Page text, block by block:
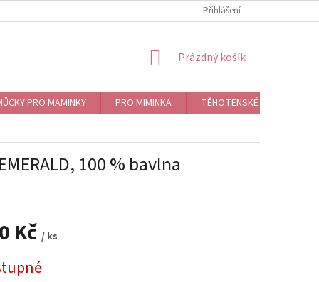
Přihlášení
NÁKUPNÍ
Prázdný košík
PRO MAMINKY PRO MIMINKA
TĚHOTENSKÉ ROLNIČKY,
100 % bavlna
Kč / ks